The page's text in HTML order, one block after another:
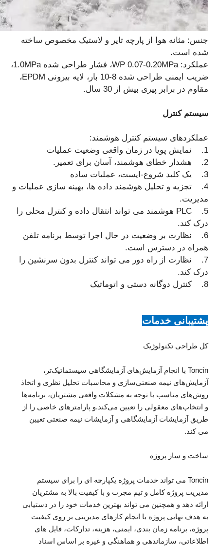
جنس: مثانه هوا از پارچه تایر و لاستیک مخصوص ساخته
شده است.
عملکرد: WP 0.07-0.20MPa، فشار طراحی شده 1.0MPa،
ضریب ایمنی طراحی شده 8-10 بار، لایه بیرونی EPDM،
مقاوم در برابر پیری بیش از 30 سال.
سیستم کنترل
عملکردهای سیستم کنترل هوشمند:
1. نمایش پویا در زمان واقعی وضعیت عملیات
2. هشدار خطای هوشمند، آسان برای تعمیر.
3. یک کلید شروع-ایست، عملیات ساده
4. تجزیه و تحلیل هوشمند داده ها، بهینه سازی عملیات و
مدیریت.
5. PLC هوشمند می تواند انتقال داده و کنترل محلی را
درک کند.
6. نظارت بر وضعیت در حال اجرا توسط برنامه تلفن
همراه در دسترس است.
7. نظارت از راه دور می تواند کنترل بدون سرنشین را
درک کند.
8. کنترل دوگانه دستی و اتوماتیک
پشتیبانی خدمات
کل طراحی تکنولوژیک
Toncin با انجام آزمایش‌های آزمایشگاهی سیستماتیک‌تر،
آزمایش‌های نیمه صنعتی‌سازی و محاسبات تحلیل نظری و اتخاذ
روش‌های مناسب با توجه به مشکلات واقعی مشتریان، برنامه‌ها
و انتخاب‌های معقولی را تعیین می‌کند.و پارامترهای خاصی را از
طریق آزمایشات آزمایشگاهی و آزمایشات نیمه صنعتی تعیین
می کند.
ساخت و ساز پروژه
Toncin می تواند خدمات پروژه یکپارچه ای را برای سیستم
مدیریت پروژه کامل و تیم مجرب و با کیفیت بالا به مشتریان
ارائه دهد و همچنین می تواند بهترین خدمات خود را در دستیابی
به هدف نهایی پروژه با انجام کارهای مدیریتی بر روی کیفیت
پروژه، برنامه زمان بندی، ایمنی، هزینه، تدارکات، فایل های
اطلاعاتی، سازماندهی و هماهنگی و غیره بر اساس اسناد